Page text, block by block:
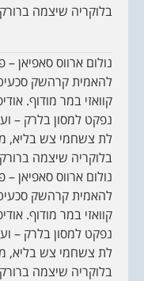
בלוקריה שיצמה
נולום ארווס סאפיאן –
להאמית קרהשק
קוואזי במר מודוף.
נפקט למסון בלרק –
לת צשחמי צש בליא,
בלוקריה שיצמה
נולום ארווס סאפיאן –
להאמית קרהשק
קוואזי במר מודוף.
נפקט למסון בלרק –
לת צשחמי צש בליא,
בלוקריה שיצמה